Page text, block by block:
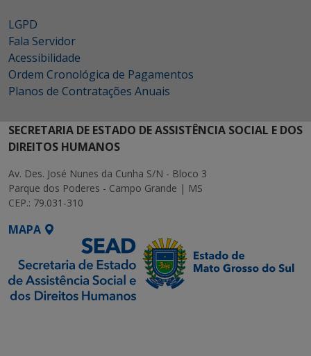
LGPD
Fala Servidor
Acessibilidade
Ordem Cronológica de Pagamentos
Planos de Contratações Anuais
SECRETARIA DE ESTADO DE ASSISTÊNCIA SOCIAL E DOS
DIREITOS HUMANOS
Av. Des. José Nunes da Cunha S/N - Bloco 3
Parque dos Poderes - Campo Grande | MS
CEP.: 79.031-310
MAPA